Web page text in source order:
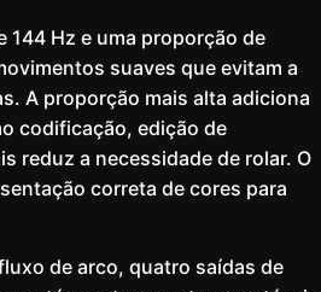
144 Hz e uma proporção de
suaves que evitam a
A proporção mais alta adiciona
codificação, edição de
reduz a necessidade de rolar. O
correta de cores para
de arco, quatro saídas de